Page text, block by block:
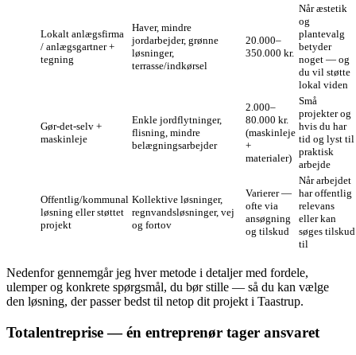
Lokalt anlægsfirma
/ anlægsgartner +
tegning
Haver, mindre
jordarbejder, grønne
løsninger,
terrasse/indkørsel
20.000–
350.000 kr.
Når æstetik
og
plantevalg
betyder
noget — og
du vil støtte
lokal viden
Gør‑det‑selv +
maskinleje
Enkle jordflytninger,
flisning, mindre
belægningsarbejder
2.000–
80.000 kr.
(maskinleje
+
materialer)
Små
projekter og
hvis du har
tid og lyst til
praktisk
arbejde
Offentlig/kommunal
løsning eller støttet
projekt
Kollektive løsninger,
regnvandsløsninger, vej
og fortov
Varierer —
ofte via
ansøgning
og tilskud
Når arbejdet
har offentlig
relevans
eller kan
søges tilskud
til
Nedenfor gennemgår jeg hver metode i detaljer med fordele,
ulemper og konkrete spørgsmål, du bør stille — så du kan vælge
den løsning, der passer bedst til netop dit projekt i Taastrup.
Totalentreprise — én entreprenør tager ansvaret